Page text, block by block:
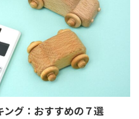
ング：おすすめの７選